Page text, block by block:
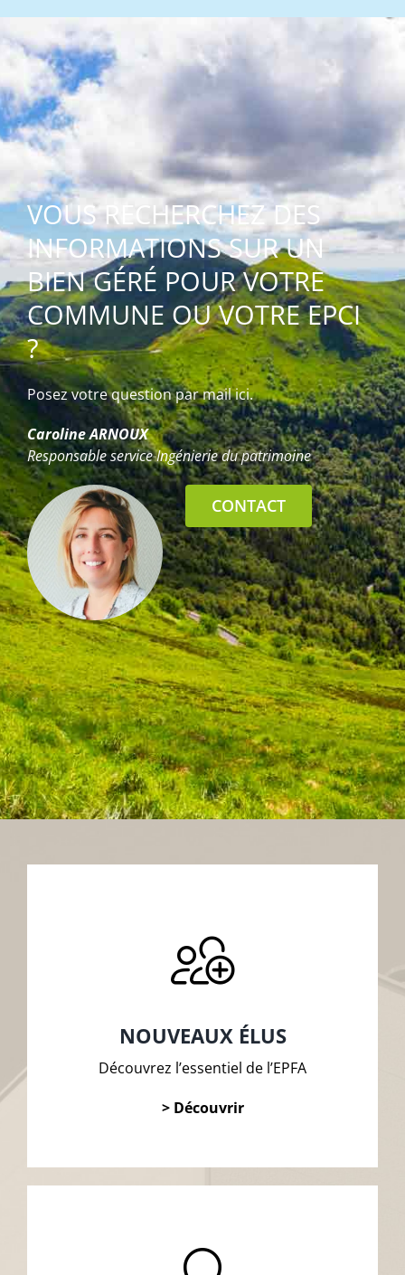
VOUS RECHERCHEZ DES
INFORMATIONS SUR UN
BIEN GÉRÉ POUR VOTRE
COMMUNE OU VOTRE EPCI
?
Posez votre question par mail ici.
Caroline ARNOUX
Responsable service Ingénierie du patrimoine
CONTACT
NOUVEAUX ÉLUS
Découvrez l’essentiel de l’EPFA
> Découvrir